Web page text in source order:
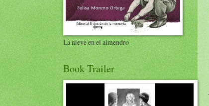
La nieve en el almendro
Book Trailer